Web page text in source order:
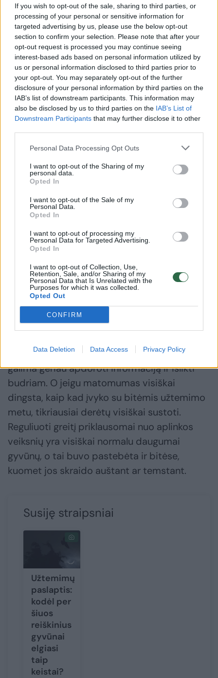
If you wish to opt-out of the sale, sharing to third parties, or
processing of your personal or sensitive information for
targeted advertising by us, please use the below opt-out
section to confirm your selection. Please note that after your
opt-out request is processed you may continue seeing
interest-based ads based on personal information utilized by
us or personal information disclosed to third parties prior to
your opt-out. You may separately opt-out of the further
disclosure of your personal information by third parties on the
IAB’s list of downstream participants. This information may
also be disclosed by us to third parties on the IAB’s List of
Downstream Participants that may further disclose it to other
Personal Data Processing Opt Outs
I want to opt-out of the Sharing of my
personal data.
Opted In
I want to opt-out of the Sale of my
Personal Data.
Opted In
I want to opt-out of processing my
Personal Data for Targeted Advertising.
Opted In
I want to opt-out of Collection, Use,
Retention, Sale, and/or Sharing of my
Personal Data that Is Unrelated with the
Purposes for which it was collected.
Opted Out
CONFIRM
Data Deletion Data Access Privacy Policy
užstoja Saulės šviesą.
Evoliucijos ekologė Nicole Miller-Struttmann
iš Websterio universiteto Sent Luise sako,
kad šie vabzdžiai nėra įpratę prie Saulės
užtemimų. Evoliucinė istorija nediktuoja, ką
joms daryti esant užtemimui. Anot
mokslininkės, tai reiškia, kad šiam tikslui jos
Ryškiausias pokytis užtemimo metu buvo itin
staigus tylos įsivyravimas – tačiau
gali duoti mokslininkams užuominų, kaip jos
reaguoja į šiuos reiškinius. Kaip pažymi
C.Galen, po truputį dingstant Saulės šviesai,
bičių dūzgimas perėjo į ilgesnius dažnius.
Pailgėjęs dūzgimo dažnis reiškia, kad bitės
ėmė skraidyti lėčiau arba jos skrido
didesnius nuotolius.
C.Galen pateikia pavyzdį – kai vairuojant
Sumažėjus matomumui, sulėtinus greitį
galima geriau apdoroti informaciją ir išlikti
budriam. O jeigu matomumas visiškai
dingsta, kaip kad įvyko su bitėmis užtemimo
metu, tikriausiai derėtų visiškai sustoti.
Reguliuoti greitį priklausomai nuo aplinkos
veiksnių yra visiškai normalu daugumai
gyvūnų, o tai buvo pastebėta ir bitėse,
kuomet jos skraido auštant ar temstant.
Susiję straipsniai
Užtemimų
paslaptis:
kodėl per
šiuos
reiškinius
gyvūnai
elgiasi
taip
keistai?